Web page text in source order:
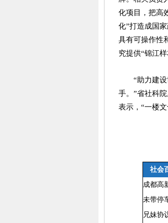
化项目，把高
化”打造成国
具有可操作性
究提供“锦江样
“助力建
手。”省社科
表示，“一楼
社会
成都高
未带停
兄妹协